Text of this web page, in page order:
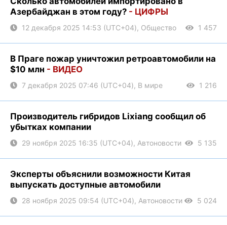
Азербайджан в этом году? - ЦИФРЫ
12 декабря 2025 14:53 (UTC+04), Общество 1 457
В Праге пожар уничтожил ретроавтомобили на
$10 млн - ВИДЕО
7 декабря 2025 07:46 (UTC+04), В мире 1 216
Производитель гибридов Lixiang сообщил об
убытках компании
29 ноября 2025 16:35 (UTC+04), Автоновости 5 135
Эксперты объяснили возможности Китая
выпускать доступные автомобили
28 ноября 2025 09:54 (UTC+04), Автоновости 5 024